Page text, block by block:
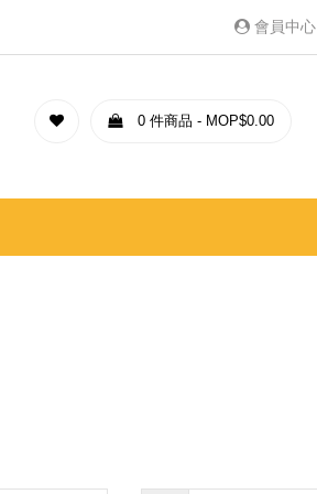
會員中心
0 件商品 - MOP$0.00